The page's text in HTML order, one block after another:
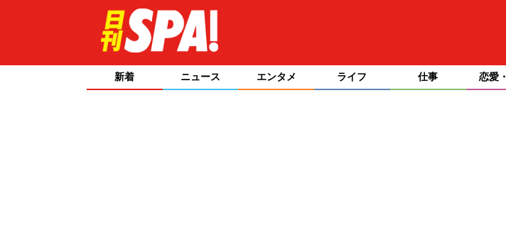
新着 ニュース エンタメ ライフ 仕事 恋愛